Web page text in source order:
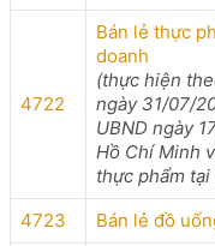
4722
Bán lẻ thực
doanh
(thực hiện
ngày 31/07/
UBND ngày
Hồ Chí Minh
thực phẩm
4723
Bán lẻ đồ